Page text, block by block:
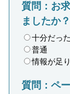
質問：お
ましたか？
十分だった
普通
情報が足
質問：ペ